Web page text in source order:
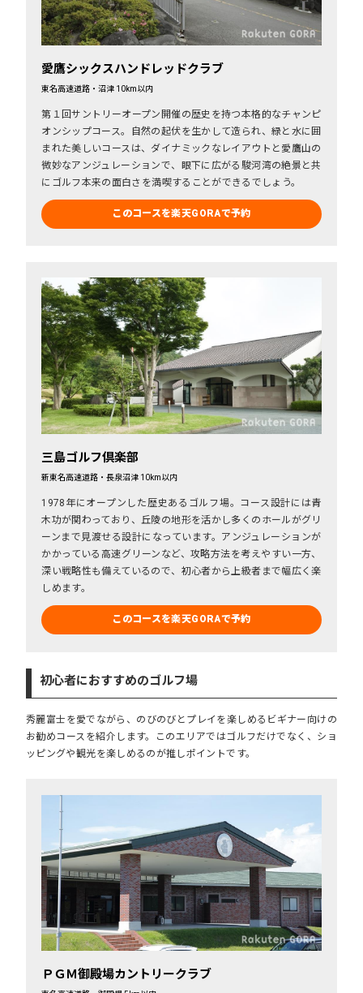
愛鷹シックスハンドレッドクラブ
東名高速道路・沼津 10km以内
第１回サントリーオープン開催の歴史を持つ本格的なチャンピ
オンシップコース。自然の起伏を生かして造られ、緑と水に囲
まれた美しいコースは、ダイナミックなレイアウトと愛鷹山の
微妙なアンジュレーションで、眼下に広がる駿河湾の絶景と共
にゴルフ本来の面白さを満喫することができるでしょう。
このコースを楽天GORAで予約
三島ゴルフ倶楽部
新東名高速道路・長泉沼津 10km以内
1978年にオープンした歴史あるゴルフ場。コース設計には青
木功が関わっており、丘陵の地形を活かし多くのホールがグリ
ーンまで見渡せる設計になっています。アンジュレーションが
かかっている高速グリーンなど、攻略方法を考えやすい一方、
深い戦略性も備えているので、初心者から上級者まで幅広く楽
しめます。
このコースを楽天GORAで予約
初心者におすすめのゴルフ場
秀麗富士を愛でながら、のびのびとプレイを楽しめるビギナー向けの
お勧めコースを紹介します。このエリアではゴルフだけでなく、ショ
ッピングや観光を楽しめるのが推しポイントです。
ＰＧＭ御殿場カントリークラブ